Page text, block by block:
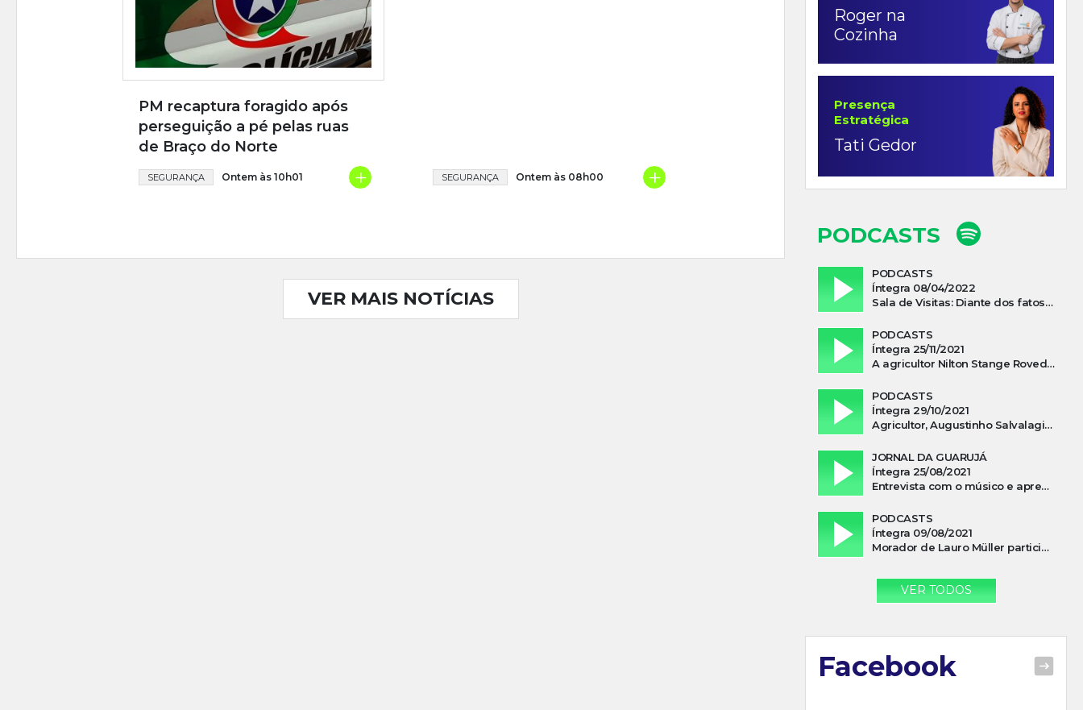
PM recaptura foragido após
perseguição a pé pelas ruas
de Braço do Norte
SEGURANÇA Ontem às 10h01 + SEGURANÇA Ontem às 08h00 +
VER MAIS NOTÍCIAS
Roger na
Cozinha
Presença
Estratégica
Tati Gedor
PODCASTS
PODCASTS
Íntegra 08/04/2022
Sala de Visitas: Diante dos fatos que influenciam a economia o que podemos esperar de 2022
PODCASTS
Íntegra 25/11/2021
A agricultor Nilton Stange Roveda, afirma ter recebido ajuda espiritual durante acidente
PODCASTS
Íntegra 29/10/2021
Agricultor, Augustinho Salvalagio, relata sobre aparição do Cavaleiro Negro no Rio das Furnas
JORNAL DA GUARUJÁ
Íntegra 25/08/2021
Entrevista com o músico e apresentador, Lismael Ferrareis, no Cidade e Campo
PODCASTS
Íntegra 09/08/2021
Morador de Lauro Müller participa de motociata em apoio a Bolsonaro
VER TODOS
Facebook